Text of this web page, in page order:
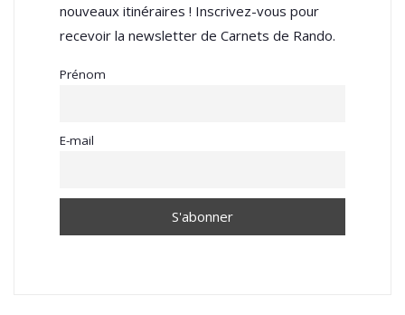
nouveaux itinéraires ! Inscrivez-vous pour
recevoir la newsletter de Carnets de Rando.
Prénom
E-mail